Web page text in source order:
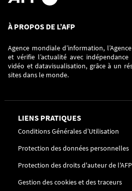
À PROPOS DE L’AFP
Agence mondiale d’information,
et vérifie l’actualité avec
vidéo et datavisualisation, grâce à un
sites dans le monde.
LIENS PRATIQUES
Conditions Générales d’Utilisation
Protection des données personnelles
Protection des droits d'auteur de l'AFP
Gestion des cookies et des traceurs